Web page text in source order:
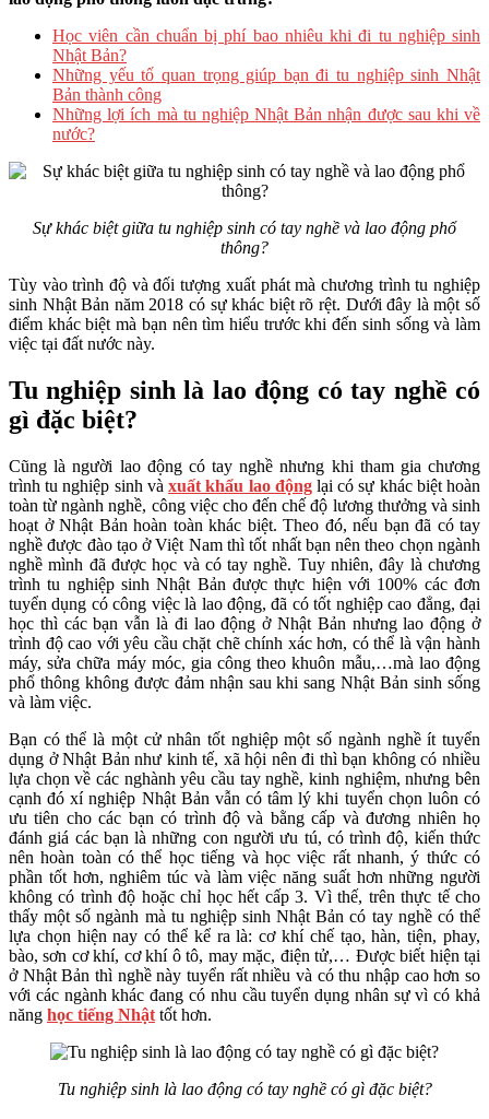
Học viên cần chuẩn bị phí bao nhiêu khi đi tu nghiệp sinh
Nhật Bản?
Những yếu tố quan trọng giúp bạn đi tu nghiệp sinh Nhật
Bản thành công
Những lợi ích mà tu nghiệp Nhật Bản nhận được sau khi về
nước?
Sự khác biệt giữa tu nghiệp sinh có tay nghề và lao động phổ
thông?
Tùy vào trình độ và đối tượng xuất phát mà chương trình tu nghiệp
sinh Nhật Bản năm 2018 có sự khác biệt rõ rệt. Dưới đây là một số
điểm khác biệt mà bạn nên tìm hiểu trước khi đến sinh sống và làm
việc tại đất nước này.
Tu nghiệp sinh là lao động có tay nghề có
gì đặc biệt?
Cũng là người lao động có tay nghề nhưng khi tham gia chương
trình tu nghiệp sinh vàxuất khẩu lao độnglại có sự khác biệt hoàn
toàn từ ngành nghề, công việc cho đến chế độ lương thưởng và sinh
hoạt ở Nhật Bản hoàn toàn khác biệt. Theo đó, nếu bạn đã có tay
nghề được đào tạo ở Việt Nam thì tốt nhất bạn nên theo chọn ngành
nghề mình đã được học và có tay nghề. Tuy nhiên, đây là chương
trình tu nghiệp sinh Nhật Bản được thực hiện với 100% các đơn
tuyển dụng có công việc là lao động, đã có tốt nghiệp cao đẳng, đại
học thì các bạn vẫn là đi lao động ở Nhật Bản nhưng lao động ở
trình độ cao với yêu cầu chặt chẽ chính xác hơn, có thể là vận hành
máy, sửa chữa máy móc, gia công theo khuôn mẫu,…mà lao động
phổ thông không được đảm nhận sau khi sang Nhật Bản sinh sống
và làm việc.
Bạn có thể là một cử nhân tốt nghiệp một số ngành nghề ít tuyển
dụng ở Nhật Bản như kinh tế, xã hội nên đi thì bạn không có nhiều
lựa chọn về các nghành yêu cầu tay nghề, kinh nghiệm, nhưng bên
cạnh đó xí nghiệp Nhật Bản vẫn có tâm lý khi tuyển chọn luôn có
ưu tiên cho các bạn có trình độ và bằng cấp và đương nhiên họ
đánh giá các bạn là những con người ưu tú, có trình độ, kiến thức
nên hoàn toàn có thể học tiếng và học việc rất nhanh, ý thức có
phần tốt hơn, nghiêm túc và làm việc năng suất hơn những người
không có trình độ hoặc chỉ học hết cấp 3. Vì thế, trên thực tế cho
thấy một số ngành mà tu nghiệp sinh Nhật Bản có tay nghề có thể
lựa chọn hiện nay có thể kể ra là: cơ khí chế tạo, hàn, tiện, phay,
bào, sơn cơ khí, cơ khí ô tô, may mặc, điện tử,… Được biết hiện tại
ở Nhật Bản thì nghề này tuyển rất nhiều và có thu nhập cao hơn so
với các ngành khác đang có nhu cầu tuyển dụng nhân sự vì có khả
năng học tiếng Nhật tốt hơn.
Tu nghiệp sinh là lao động có tay nghề có gì đặc biệt?